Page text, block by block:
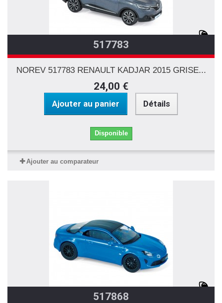
517783
NOREV 517783 RENAULT KADJAR 2015 GRISE...
24,00 €
Ajouter au panier Détails
Disponible
Ajouter au comparateur
517868